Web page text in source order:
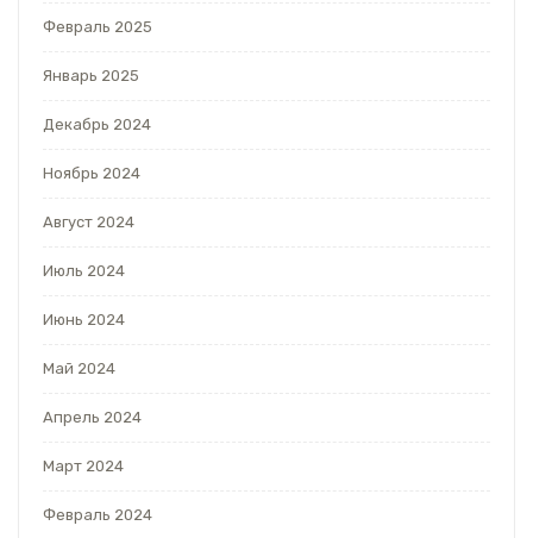
Февраль 2025
Январь 2025
Декабрь 2024
Ноябрь 2024
Август 2024
Июль 2024
Июнь 2024
Май 2024
Апрель 2024
Март 2024
Февраль 2024